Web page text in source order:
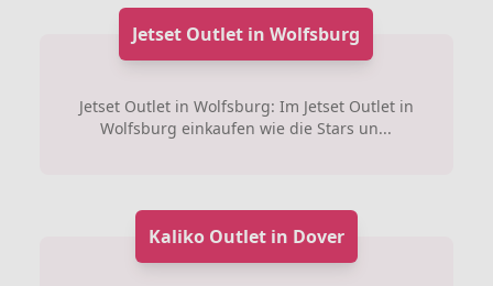
Jetset Outlet in Wolfsburg
Jetset Outlet in Wolfsburg: Im Jetset Outlet in
Wolfsburg einkaufen wie die Stars un...
Kaliko Outlet in Dover